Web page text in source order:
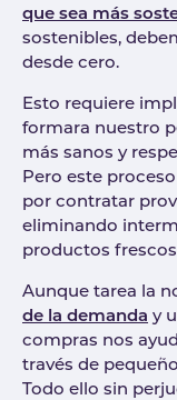
que sea más
sostenibles,
desde cero.
Esto requiere
formara nuestro
más sanos y
Pero este
por contratar
eliminando
productos
Aunque tarea la
de la demanda y
compras nos
través de
Todo ello sin